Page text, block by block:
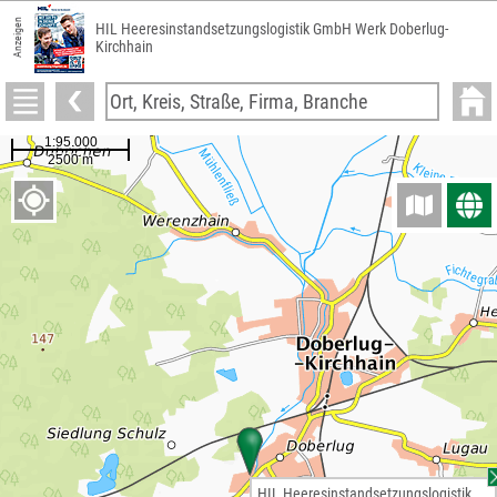
Anzeigen
HIL Heeresinstandsetzungslogistik GmbH Werk Doberlug-
Kirchhain